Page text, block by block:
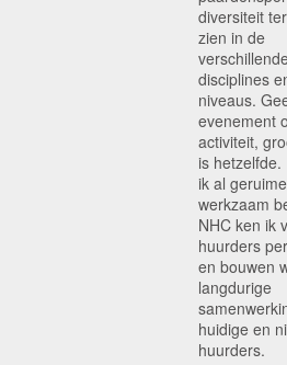
diversiteit
zien in de
disciplines
niveaus.
evenement
activiteit,
is hetzelfde.
ik al
werkzaam
NHC ken ik
huurders
en bouwen
langdurige
huidige en
huurders.